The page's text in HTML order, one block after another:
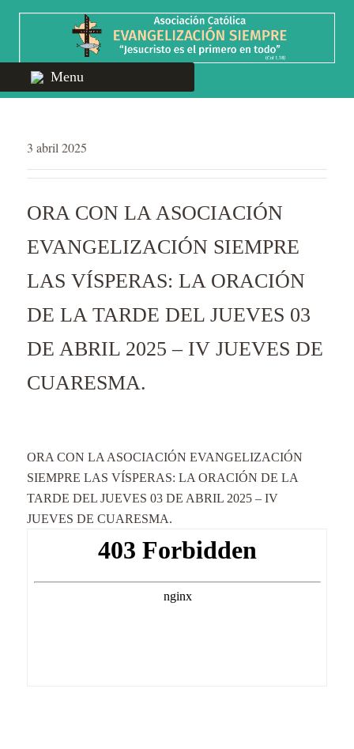
Menu
3 abril 2025
ORA CON LA ASOCIACIÓN
EVANGELIZACIÓN SIEMPRE
LAS VÍSPERAS: LA ORACIÓN
DE LA TARDE DEL JUEVES 03
DE ABRIL 2025 – IV JUEVES DE
CUARESMA.
ORA CON LA ASOCIACIÓN EVANGELIZACIÓN
SIEMPRE LAS VÍSPERAS: LA ORACIÓN DE LA
TARDE DEL JUEVES 03 DE ABRIL 2025 – IV
JUEVES DE CUARESMA.